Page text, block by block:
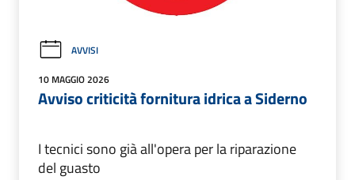
AVVISI
10 MAGGIO 2026
Avviso criticità fornitura idrica a Siderno
I tecnici sono già all'opera per la riparazione
del guasto